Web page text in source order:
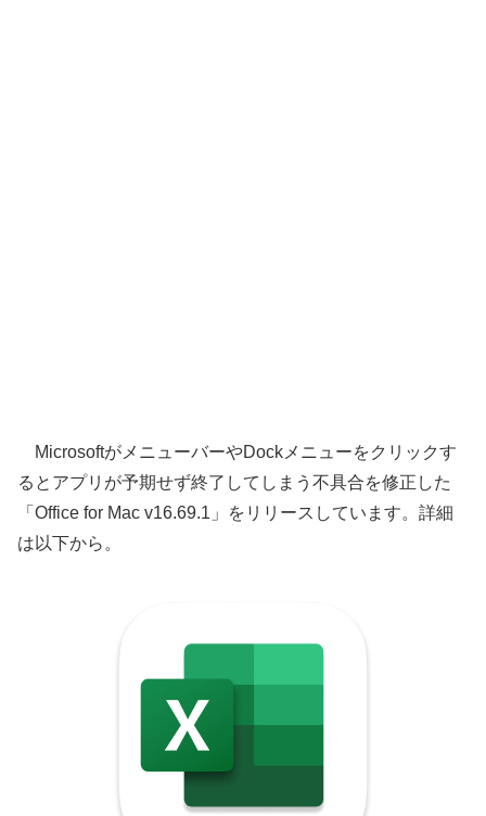
MicrosoftがメニューバーやDockメニューをクリックす
るとアプリが予期せず終了してしまう不具合を修正した
「Office for Mac v16.69.1」をリリースしています。詳細
は以下から。